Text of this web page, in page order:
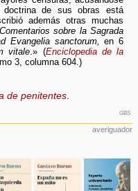
de sus obras está
además otras muchas
Comentarios sobre la Sagrada
Evangelia sanctorum,
en 6
vitale .» (Enciclopedia de la
3, columna 604.)
de penitentes.
gbs
averiguador